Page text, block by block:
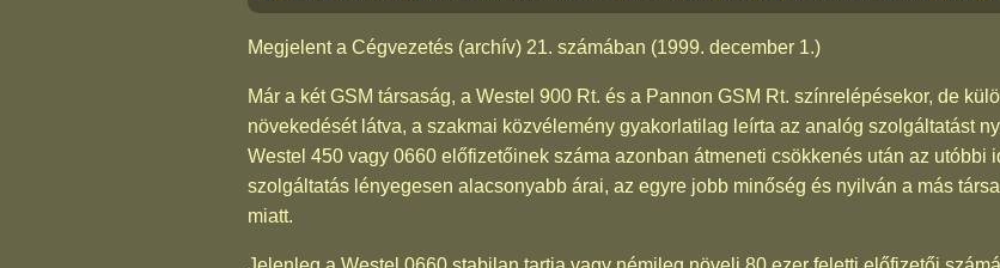
Megjelent a Cégvezetés (archív) 21. számában (1999. december 1.)
Már a két GSM társaság, a Westel 900 Rt. és a Pannon GSM Rt. színrelépésekor, de
növekedését látva, a szakmai közvélemény gyakorlatilag leírta az analóg szolgáltatást
Westel 450 vagy 0660 előfizetőinek száma azonban átmeneti csökkenés után az utóbbi
szolgáltatás lényegesen alacsonyabb árai, az egyre jobb minőség és nyilván a más
miatt.